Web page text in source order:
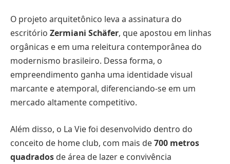
O projeto arquitetônico leva a assinatura do
escritório Zermiani Schäfer, que apostou em linhas
orgânicas e em uma releitura contemporânea do
modernismo brasileiro. Dessa forma, o
empreendimento ganha uma identidade visual
marcante e atemporal, diferenciando-se em um
mercado altamente competitivo.
Além disso, o La Vie foi desenvolvido dentro do
conceito de home club, com mais de700 metros
quadrados de área de lazer e convivência